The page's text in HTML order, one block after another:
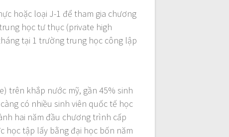
hoặc loại J-1 để tham gia chương
học tư thục (private high
tại 1 trường trung học công lập
trên khắp nước mỹ, gần 45% sinh
có nhiều sinh viên quốc tế học
hai năm đầu chương trình cấp
học tập lấy bằng đại học bốn năm